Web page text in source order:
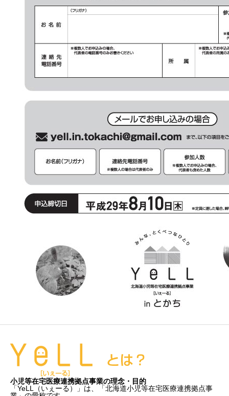
小児等在宅医療連携拠点事業の理念・目的
「YeLL（いぇーる）」は、「北海道小児等在宅医療連携拠点事